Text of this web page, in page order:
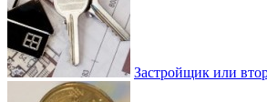
Застройщик или